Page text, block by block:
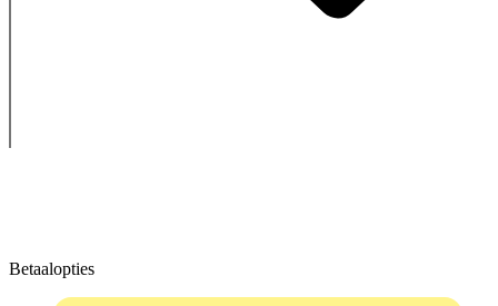
Betaalopties